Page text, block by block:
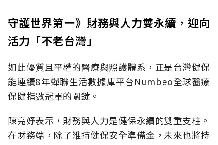
守護世界第一》財務與人力雙永續，迎向
活力「不老台灣」
如此優質且平權的醫療與照護體系，正是台灣健保
能連續8年蟬聯生活數據庫平台Numbeo全球醫療
保健指數冠軍的關鍵。
陳亮妤表示，財務與人力是健保永續的雙重支柱。
在財務端，除了維持健保安全準備金，未來也將持